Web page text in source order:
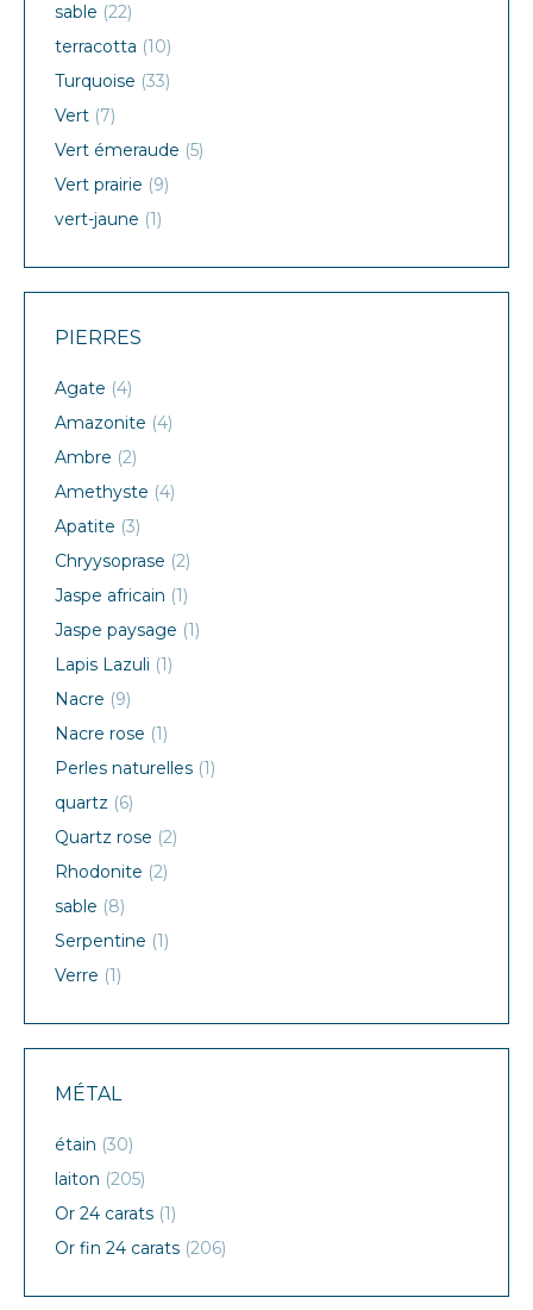
sable (22)
terracotta (10)
Turquoise (33)
Vert (7)
Vert émeraude (5)
Vert prairie (9)
vert-jaune (1)
PIERRES
Agate (4)
Amazonite (4)
Ambre (2)
Amethyste (4)
Apatite (3)
Chryysoprase (2)
Jaspe africain (1)
Jaspe paysage (1)
Lapis Lazuli (1)
Nacre (9)
Nacre rose (1)
Perles naturelles (1)
quartz (6)
Quartz rose (2)
Rhodonite (2)
sable (8)
Serpentine (1)
Verre (1)
MÉTAL
étain (30)
laiton (205)
Or 24 carats (1)
Or fin 24 carats (206)